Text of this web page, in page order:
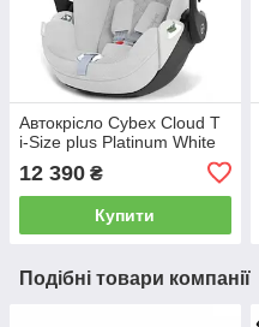
Автокрісло Cybex Cloud T
i-Size plus Platinum White
12 390 ₴
Купити
Подібні товари компанії